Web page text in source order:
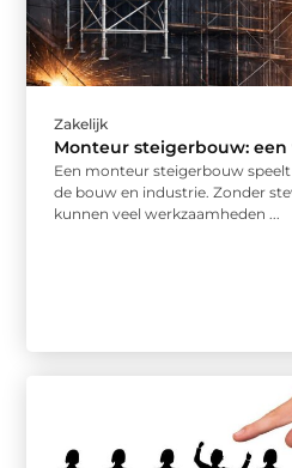
Zakelijk
Monteur steigerbouw:
Een monteur steigerbouw
de bouw en industrie. Zonder
kunnen veel werkzaamheden ...